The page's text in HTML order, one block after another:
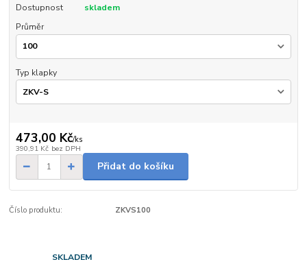
Dostupnost
skladem
Průměr
Typ klapky
473,00 Kč/ks
390,91 Kč bez DPH
Přidat do košíku
Číslo produktu: ZKVS100
SKLADEM